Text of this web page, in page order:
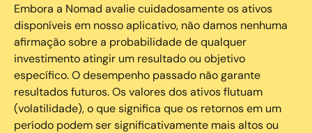
Embora a Nomad avalie cuidadosamente os ativos
disponíveis em nosso aplicativo, não damos nenhuma
afirmação sobre a probabilidade de qualquer
investimento atingir um resultado ou objetivo
específico. O desempenho passado não garante
resultados futuros. Os valores dos ativos flutuam
(volatilidade), o que significa que os retornos em um
período podem ser significativamente mais altos ou